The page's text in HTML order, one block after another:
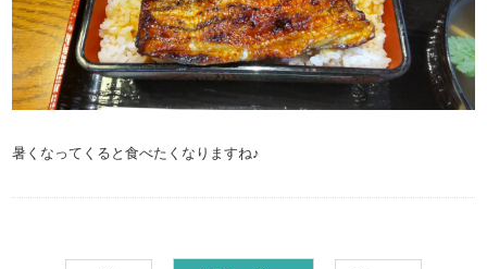
暑くなってくると食べたくなりますね♪